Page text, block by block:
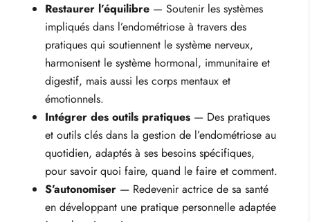
Restaurer l’équilibre— Soutenir les systèmes
impliqués dans l’endométriose à travers des
pratiques qui soutiennent le système nerveux,
harmonisent le système hormonal, immunitaire et
digestif, mais aussi les corps mentaux et
émotionnels.
Intégrer des outils pratiques— Des pratiques
et outils clés dans la gestion de l’endométriose au
quotidien, adaptés à ses besoins spécifiques,
pour savoir quoi faire, quand le faire et comment.
S’autonomiser— Redevenir actrice de sa santé
en développant une pratique personnelle adaptée